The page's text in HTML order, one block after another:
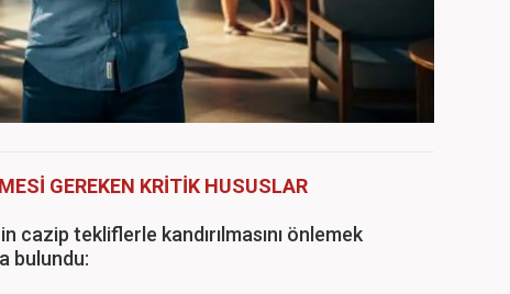
GEREKEN KRİTİK HUSUSLAR
cazip tekliflerle kandırılmasını önlemek
bulundu: